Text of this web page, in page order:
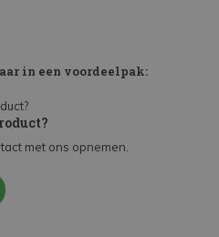
in een voordeelpak:
met ons opnemen.